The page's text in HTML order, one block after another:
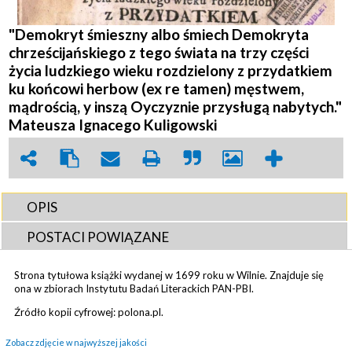
"Demokryt śmieszny albo śmiech Demokryta
chrześcijańskiego z tego świata na trzy części
życia ludzkiego wieku rozdzielony z przydatkiem
ku końcowi herbow (ex re tamen) męstwem,
mądrością, y inszą Oyczyznie przysługą nabytych."
Mateusza Ignacego Kuligowski
OPIS
POSTACI POWIĄZANE
Strona tytułowa książki wydanej w 1699 roku w Wilnie. Znajduje się
ona w zbiorach Instytutu Badań Literackich PAN-PBI.
Źródło kopii cyfrowej: polona.pl.
Zobacz zdjęcie w najwyższej jakości